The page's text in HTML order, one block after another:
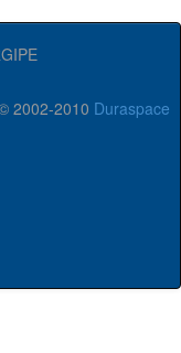
2002-2010 Duraspace